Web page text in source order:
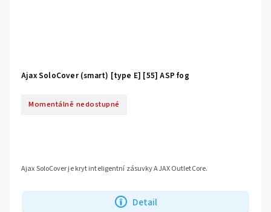
Ajax SoloCover (smart) [type E] [55] ASP fog
Momentálně nedostupné
Detail
Ajax SoloCover je kryt inteligentní zásuvky AJAX OutletCore.